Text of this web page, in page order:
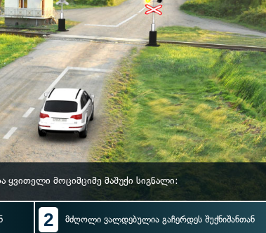
ყვითელი მოციმციმე მაშუქი სიგნალი:
2 მძღოლი ვალდებულია გაჩერდეს შუქნიშანთან